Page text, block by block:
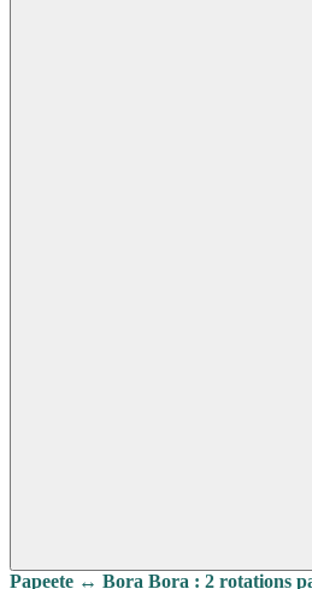
Papeete ↔ Bora Bora : 2 rotations